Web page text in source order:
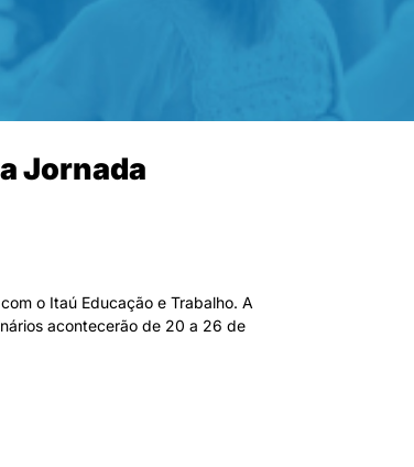
Jornada
o Itaú Educação e Trabalho. A
acontecerão de 20 a 26 de